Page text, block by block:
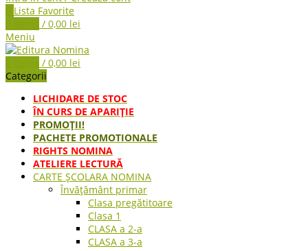
0 Lista Favorite
0 items / 0,00 lei
Meniu
0 items / 0,00 lei
Categorii
LICHIDARE DE STOC
ÎN CURS DE APARIŢIE
PROMOȚII!
PACHETE PROMOTIONALE
RIGHTS NOMINA
ATELIERE LECTURĂ
CARTE ŞCOLARA NOMINA
Învățământ primar
Clasa pregătitoare
Clasa 1
CLASA a 2-a
CLASA a 3-a